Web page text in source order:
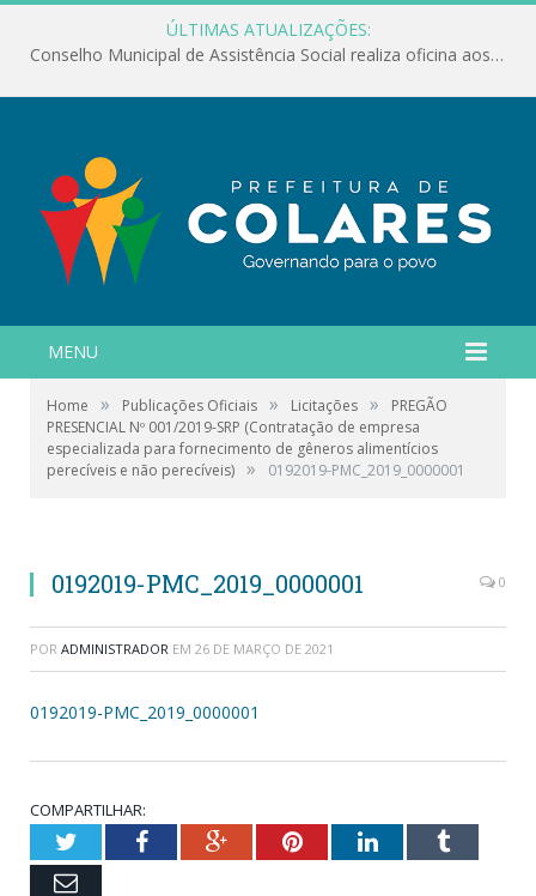
ÚLTIMAS ATUALIZAÇÕES:
Conselho Municipal de Assistência Social realiza oficina aos servidores
MENU
Home » Publicações Oficiais » Licitações »
PREGÃO
PRESENCIAL Nº 001/2019-SRP (Contratação de empresa
especializada para fornecimento de gêneros alimentícios
perecíveis e não perecíveis) » 0192019-PMC_2019_0000001
0192019-PMC_2019_0000001 0
POR ADMINISTRADOR EM 26 DE MARÇO DE 2021
0192019-PMC_2019_0000001
COMPARTILHAR:
TwitterFacebookGoogle+PinterestLinkedInTumblr
Email